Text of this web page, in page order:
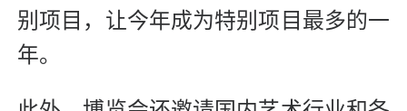
别项目，让今年成为特别项目最多的一
年。